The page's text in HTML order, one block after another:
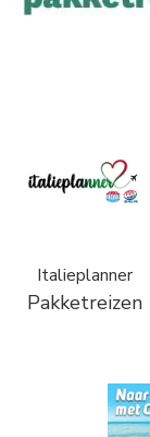
Italieplanner
Pakketreizen